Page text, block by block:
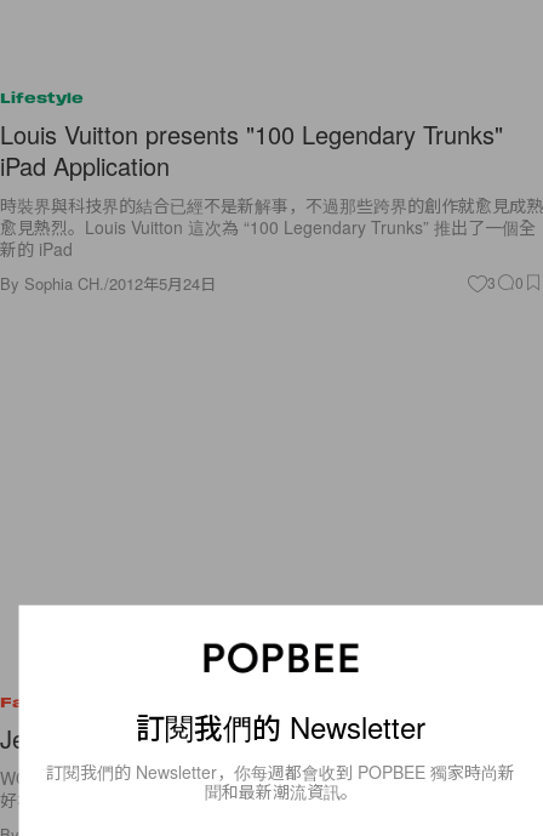
Lifestyle
Louis Vuitton presents "100 Legendary Trunks"
iPad Application
時裝界與科技界的結合已經不是新解事，不過那些跨界的創作就愈見成熟
愈見熱烈。Louis Vuitton 這次為 “100 Legendary Trunks” 推出了一個全
新的 iPad
By Sophia CH. /2012年5月24日 3 0
Fashion
Jennifer Lopez for Vogue US June 2012
WOW！看看她的身材，再對比一下自己的，正值 20 多歲的我還真該好
好檢討啊～是的，拉丁天后出動！誰與爭鬥？！說到 Jennifer
訂閱我們的 Newsletter
訂閱我們的 Newsletter，你每週都會收到 POPBEE 獨家時尚新
聞和最新潮流資訊。